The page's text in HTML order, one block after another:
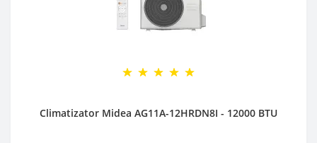
Climatizator Midea AG11A-12HRDN8I - 12000 BTU